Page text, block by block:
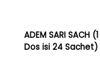
ADEM SARI SACH (1
Dos isi 24 Sachet)